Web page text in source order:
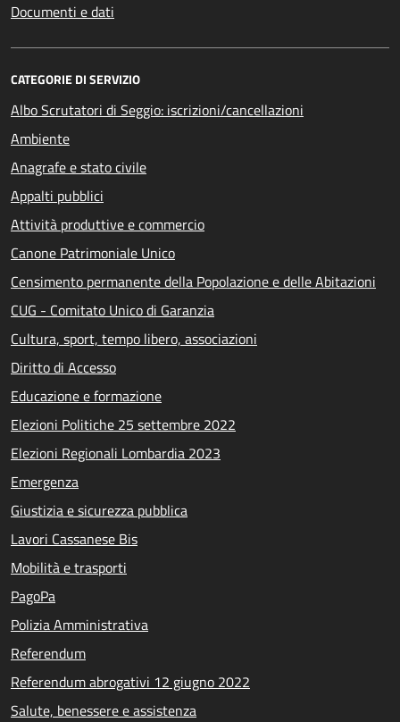
Documenti e dati
CATEGORIE DI SERVIZIO
Albo Scrutatori di Seggio: iscrizioni/cancellazioni
Ambiente
Anagrafe e stato civile
Appalti pubblici
Attività produttive e commercio
Canone Patrimoniale Unico
Censimento permanente della Popolazione e delle Abitazioni
CUG - Comitato Unico di Garanzia
Cultura, sport, tempo libero, associazioni
Diritto di Accesso
Educazione e formazione
Elezioni Politiche 25 settembre 2022
Elezioni Regionali Lombardia 2023
Emergenza
Giustizia e sicurezza pubblica
Lavori Cassanese Bis
Mobilità e trasporti
PagoPa
Polizia Amministrativa
Referendum
Referendum abrogativi 12 giugno 2022
Salute, benessere e assistenza